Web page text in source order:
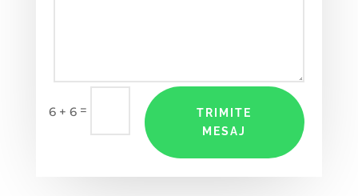
6 + 6=
TRIMITE
MESAJ